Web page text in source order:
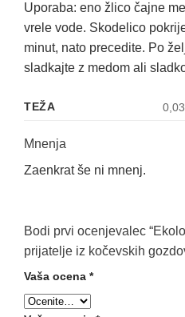
Uporaba: eno žlico čajne
vrele vode. Skodelico
minut, nato precedite. Po
sladkajte z medom ali
TEŽA
Mnenja
Zaenkrat še ni mnenj.
Bodi prvi ocenjevalec
prijatelje iz kočevskih
Vaša ocena *